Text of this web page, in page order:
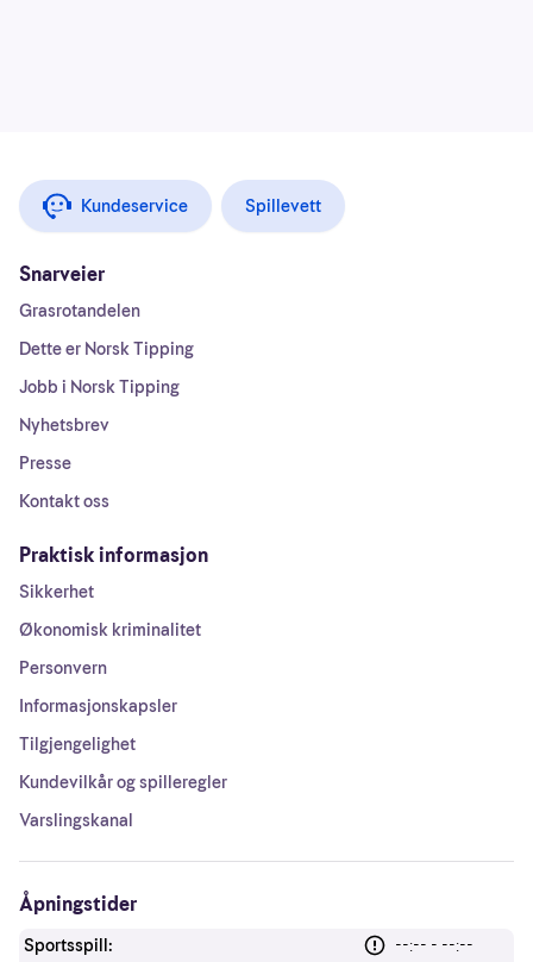
Kundeservice Spillevett
Snarveier
Grasrotandelen
Dette er Norsk Tipping
Jobb i Norsk Tipping
Nyhetsbrev
Presse
Kontakt oss
Praktisk informasjon
Sikkerhet
Økonomisk kriminalitet
Personvern
Informasjonskapsler
Tilgjengelighet
Kundevilkår og spilleregler
Varslingskanal
Åpningstider
Sportsspill: --:-- - --:--